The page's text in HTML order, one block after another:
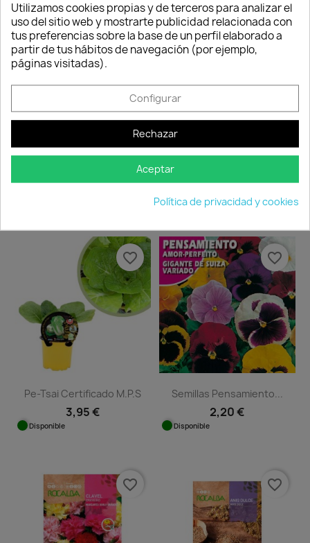
son 100% seguros.
Islas Baleares y
Portugal.
para hacer la
reclamación,
siempre y cuando
adjunte foto del
deteriorado.
Los clientes que adquirieron este
Pe-Tsai Certificado M.P.S
3,95 €
Disponible
favorite_border
Semillas Pensamiento...
2,20 €
Disponible
favorite_border
favorite_border favorite_border
Utilizamos cookies propias y de terceros para analizar el
uso del sitio web y mostrarte publicidad relacionada con
tus preferencias sobre la base de un perfil elaborado a
partir de tus hábitos de navegación (por ejemplo,
páginas visitadas).
Configurar
Rechazar
Aceptar
Política de privacidad y cookies